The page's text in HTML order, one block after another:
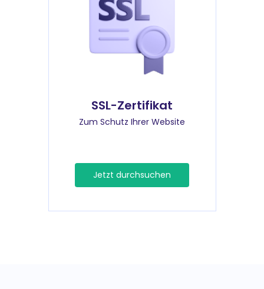
SSL-Zertifikat
Zum Schutz Ihrer Website
Jetzt durchsuchen